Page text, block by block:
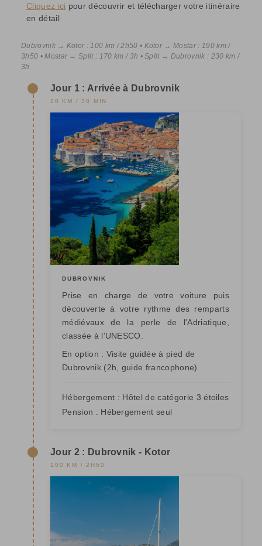
Cliquez ici pour découvrir et télécharger votre itinéraire
en détail
Dubrovnik → Kotor : 100 km / 2h50 • Kotor → Mostar : 190 km /
3h50 • Mostar → Split : 170 km / 3h • Split → Dubrovnik : 230 km /
3h
Jour 1 : Arrivée à Dubrovnik
20 KM / 30 MIN
DUBROVNIK
Prise en charge de votre voiture puis
découverte à votre rythme des remparts
médiévaux de la perle de l'Adriatique,
classée à l'UNESCO.
En option : Visite guidée à pied de
Dubrovnik (2h, guide francophone)
Hébergement : Hôtel de catégorie 3 étoiles
Pension : Hébergement seul
Jour 2 : Dubrovnik - Kotor
100 KM / 2H50